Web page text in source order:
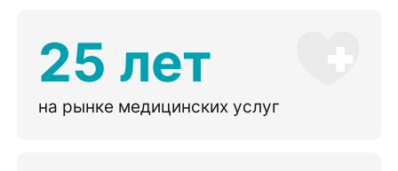
25 лет
на рынке медицинских услуг